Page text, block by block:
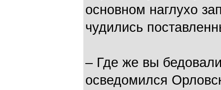
основном наглухо
чудились
– Где же вы
осведомился